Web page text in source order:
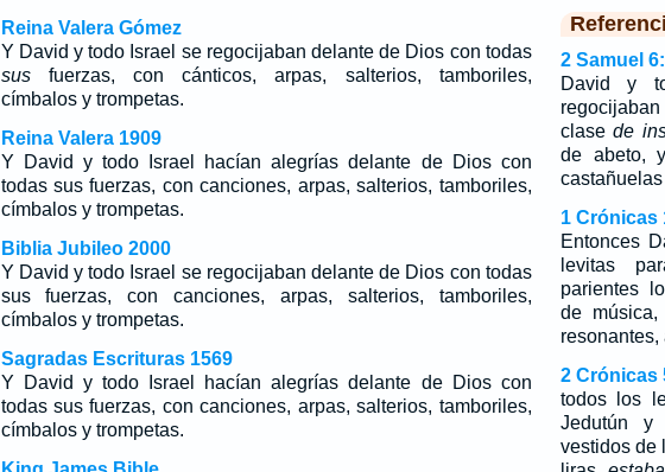
Reina Valera Gómez
Y David y todo Israel se regocijaban delante de Dios con todas
susfuerzas, con cánticos, arpas, salterios, tamboriles,
címbalos y trompetas.
Reina Valera 1909
Y David y todo Israel hacían alegrías delante de Dios con
todas sus fuerzas, con canciones, arpas, salterios, tamboriles,
címbalos y trompetas.
Biblia Jubileo 2000
Y David y todo Israel se regocijaban delante de Dios con todas
sus fuerzas, con canciones, arpas, salterios, tamboriles,
címbalos y trompetas.
Sagradas Escrituras 1569
Y David y todo Israel hacían alegrías delante de Dios con
todas sus fuerzas, con canciones, arpas, salterios, tamboriles,
címbalos y trompetas.
2 Samuel
David y
clasede
de abeto,
1 Crónicas
Entonces
levitas
parientes
de
2 Crónicas
todos los
Jedutún y
vestidos de